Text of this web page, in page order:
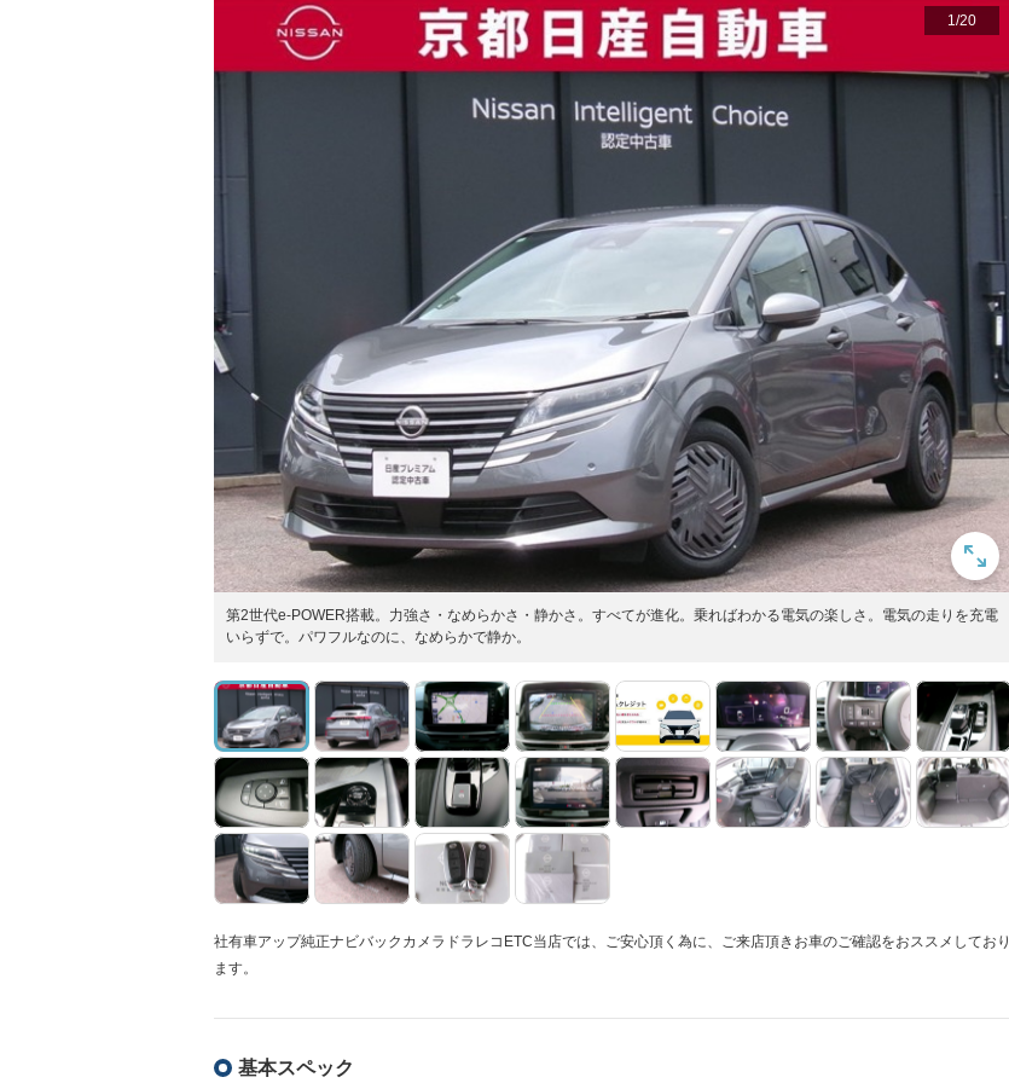
1/20
第2世代e-POWER搭載。力強さ・なめらかさ・静かさ。すべてが進化。乗ればわかる電気の楽しさ。電気の走りを充電
いらずで。パワフルなのに、なめらかで静か。
社有車アップ純正ナビバックカメラドラレコETC当店では、ご安心頂く為に、ご来店頂きお車のご確認をおススメしており
ます。
基本スペック